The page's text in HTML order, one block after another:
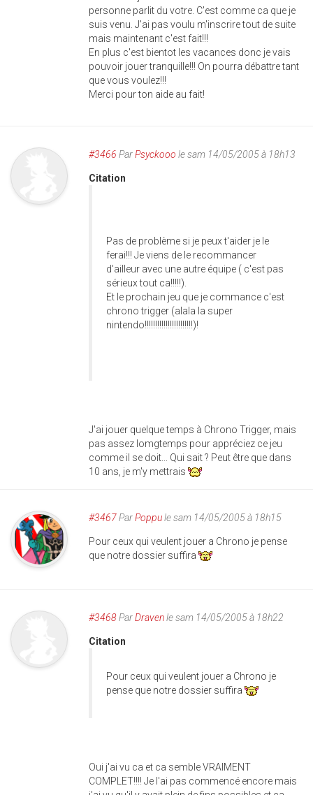
personne parlit du votre. C'est comme ca que je
suis venu. J'ai pas voulu m'inscrire tout de suite
mais maintenant c'est fait!!!
En plus c'est bientot les vacances donc je vais
pouvoir jouer tranquille!!! On pourra débattre tant
que vous voulez!!!
Merci pour ton aide au fait!
#3466 ParPsyckooo le sam 14/05/2005 à 18h13
Citation
Pas de problème si je peux t'aider je le
ferai!!! Je viens de le recommancer
d'ailleur avec une autre équipe ( c'est pas
sérieux tout ca!!!!!).
Et le prochain jeu que je commance c'est
chrono trigger (alala la super
nintendo!!!!!!!!!!!!!!!!!!!!!!!)!
J'ai jouer quelque temps à Chrono Trigger, mais
pas assez lomgtemps pour appréciez ce jeu
comme il se doit... Qui sait ? Peut être que dans
10 ans, je m'y mettrais
#3467ParPoppule sam 14/05/2005 à 18h15
Pour ceux qui veulent jouer a Chrono je pense
que notre dossier suffira
#3468ParDravenle sam 14/05/2005 à 18h22
Citation
Pour ceux qui veulent jouer a Chrono je
pense que notre dossier suffira
Oui j'ai vu ca et ca semble VRAIMENT
COMPLET!!!! Je l'ai pas commencé encore mais